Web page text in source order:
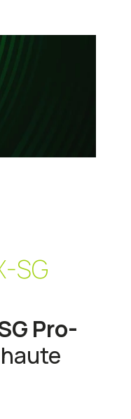
SG
Pro-